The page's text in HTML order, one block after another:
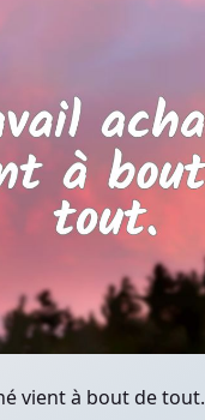
vient à bout de tout.